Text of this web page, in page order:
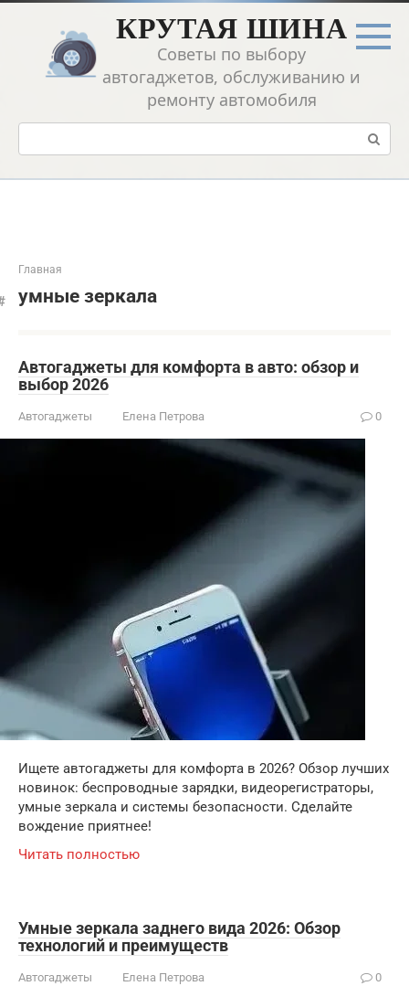
Перейти
контенту
КРУТАЯ ШИНА
Советы по выбору
автогаджетов, обслуживанию и
ремонту автомобиля
Поиск:
Главная
умные зеркала
Автогаджеты для комфорта в авто: обзор и
выбор 2026
Автогаджеты Елена Петрова 0
Ищете автогаджеты для комфорта в 2026? Обзор лучших
новинок: беспроводные зарядки, видеорегистраторы,
умные зеркала и системы безопасности. Сделайте
вождение приятнее!
Читать полностью
Умные зеркала заднего вида 2026: Обзор
технологий и преимуществ
Автогаджеты Елена Петрова 0